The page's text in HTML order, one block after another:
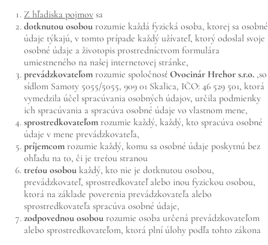
Z hľadiska pojmov sa
dotknutou osobou rozumie každá fyzická osoba, ktorej sa osobné
údaje týkajú, v tomto prípade každý užívateľ, ktorý odoslal svoje
osobné údaje a životopis prostredníctvom formulára
umiestneného na našej internetovej stránke,
prevádzkovateľom rozumie spoločnosť Ovocinár Hrehor s.r.o. ,so
sídlom Samoty 5055/5055, 909 01 Skalica, IČO: 46 529 501, ktorá
vymedzila účel spracúvania osobných údajov, určila podmienky
ich spracúvania a spracúva osobné údaje vo vlastnom mene,
sprostredkovateľom rozumie každý, každý, kto spracúva osobné
údaje v mene prevádzkovateľa,
príjemcom rozumie každý, komu sa osobné údaje poskytnú bez
ohľadu na to, či je treťou stranou
treťou osobou každý, kto nie je dotknutou osobou,
prevádzkovateľ, sprostredkovateľ alebo inou fyzickou osobou,
ktorá na základe poverenia prevádzkovateľa alebo
sprostredkovateľa spracúva osobné údaje,
zodpovednou osobou rozumie osoba určená prevádzkovateľom
alebo sprostredkovateľom, ktorá plní úlohy podľa tohto zákona